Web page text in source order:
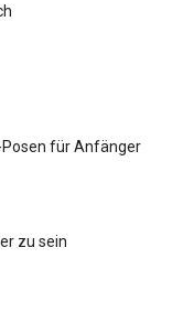
für Anfänger
zu sein